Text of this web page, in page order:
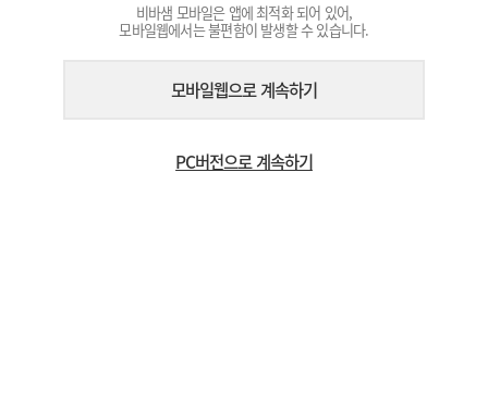
비바샘 모바일은 앱에 최적화 되어 있어,
모바일웹에서는 불편함이 발생할 수 있습니다.
모바일웹으로 계속하기
PC버전으로 계속하기